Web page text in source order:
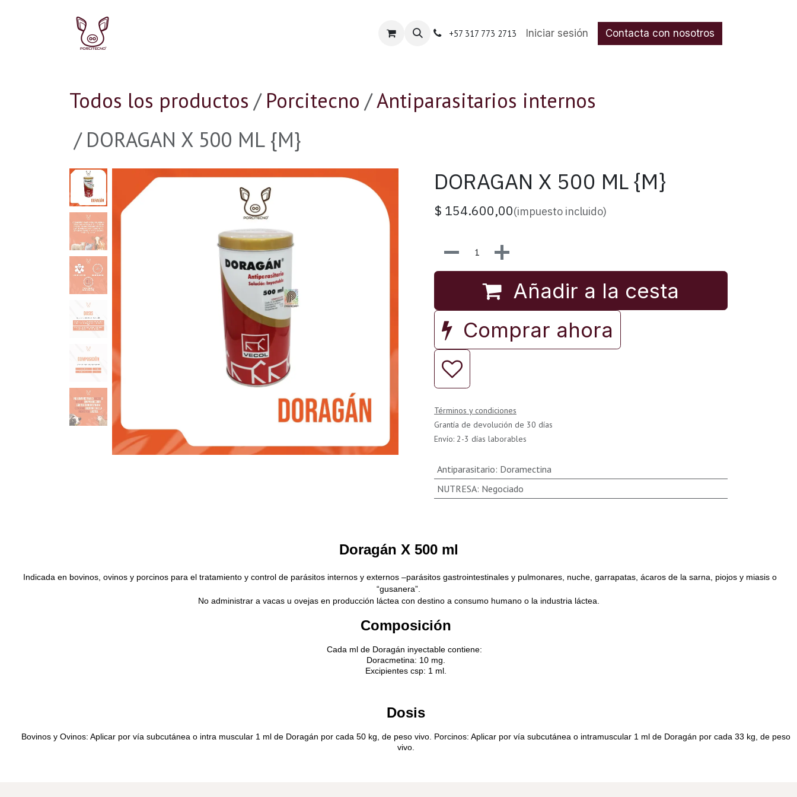
Ir al contenido
Tienda Especializada Contáctenos
+57 317 773 2713 Iniciar sesión Contacta con nosotros
Todos los productos Porcitecno
Antiparasitarios internos
DORAGAN X 500 ML {M}
DORAGAN X 500 ML {M}
$ 154.600,00(impuesto incluido)
Añadir a la cesta
Comprar ahora
Términos y condiciones
Grantía de devolución de 30 días
Envío: 2-3 días laborables
Antiparasitario: Doramectina
NUTRESA: Negociado
Doragán X 500 ml
Indicada en bovinos, ovinos y porcinos para el tratamiento y control de parásitos internos y externos –parásitos gastrointestinales y pulmonares, nuche, garrapatas, ácaros de la sarna, piojos y miasis o
“gusanera”.
No administrar a vacas u ovejas en producción láctea con destino a consumo humano o la industria láctea.
Composición
Cada ml de Doragán inyectable contiene:
Doracmetina: 10 mg.
Excipientes csp: 1 ml.
Dosis
Bovinos y Ovinos: Aplicar por vía subcutánea o intra muscular 1 ml de Doragán por cada 50 kg, de peso vivo. Porcinos: Aplicar por vía subcutánea o intramuscular 1 ml de Doragán por cada 33 kg, de peso
vivo.